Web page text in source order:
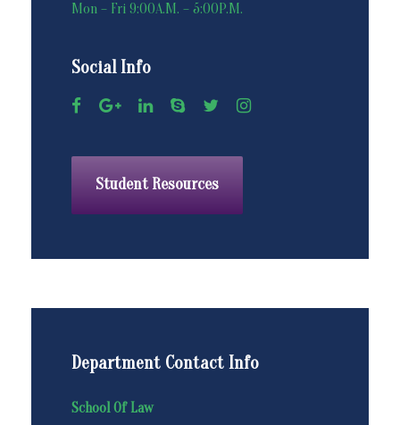
Mon – Fri 9:00A.M. – 5:00P.M.
Social Info
Student Resources
Department Contact Info
School Of Law